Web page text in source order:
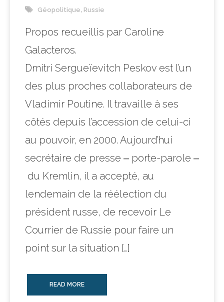
Géopolitique Russie
Propos recueillis par Caroline
Galacteros.
Dmitri Sergueïevitch Peskov est l’un
des plus proches collaborateurs de
Vladimir Poutine. Il travaille à ses
côtés depuis l’accession de celui-ci
au pouvoir, en 2000. Aujourd’hui
secrétaire de presse ‒ porte-parole ‒
du Kremlin, il a accepté, au
lendemain de la réélection du
président russe, de recevoir Le
Courrier de Russie pour faire un
point sur la situation […]
READ MORE